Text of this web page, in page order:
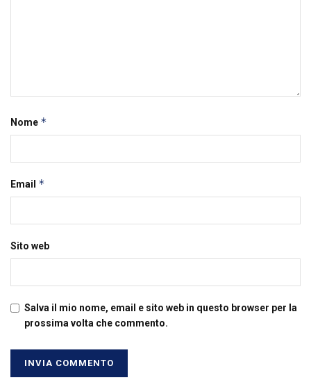
Nome *
Email *
Sito web
Salva il mio nome, email e sito web in questo browser per la
prossima volta che commento.